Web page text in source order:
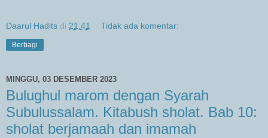
Daarul Hadits di 21.41 Tidak ada komentar:
Berbagi
MINGGU, 03 DESEMBER 2023
Bulughul marom dengan Syarah
Subulussalam. Kitabush sholat. Bab 10:
sholat berjamaah dan imamah